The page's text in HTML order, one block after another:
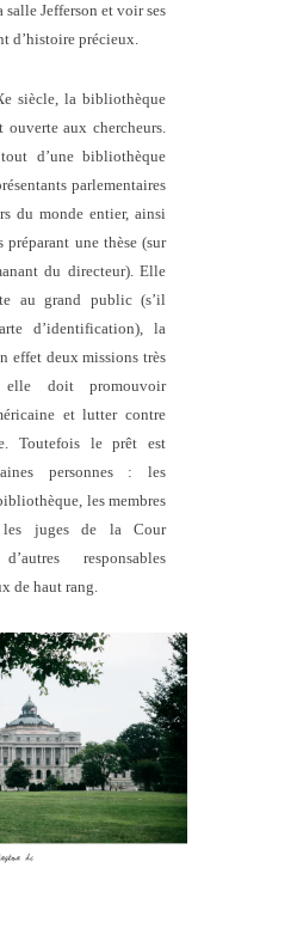
salle Jefferson et voir ses
d’histoire précieux.
siècle, la bibliothèque
ouverte aux chercheurs.
d’une bibliothèque
parlementaires
du monde entier, ainsi
préparant une thèse (sur
du directeur). Elle
au grand public (s’il
d’identification), la
effet deux missions très
elle doit promouvoir
et lutter contre
Toutefois le prêt est
personnes : les
les membres
les juges de la Cour
responsables
de haut rang.